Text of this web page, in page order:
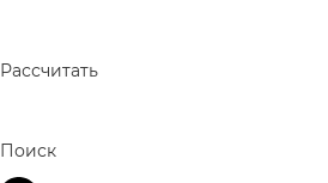
Рассчитать
Поиск